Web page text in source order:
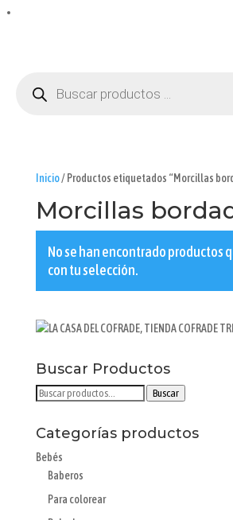
productos
Inicio/ Productos etiquetados “Morcillas
Morcillas
No se han encontrado productos
con tu selección.
Buscar Productos
Buscar
Buscar
Categorías productos
Bebés
Baberos
Para colorear